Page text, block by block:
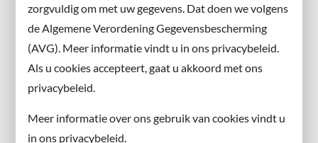
zorgvuldig om met uw gegevens. Dat doen we volgens
de Algemene Verordening Gegevensbescherming
(AVG). Meer informatie vindt u in ons privacybeleid.
Als u cookies accepteert, gaat u akkoord met ons
privacybeleid.
Meer informatie over ons gebruik van cookies vindt u
in ons privacybeleid.
Instagram
Contact met de gemeente
Contact
Information in English